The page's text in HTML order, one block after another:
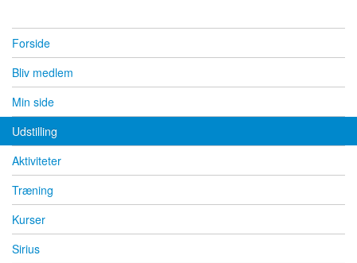
Forside
Bliv medlem
Min side
Udstilling
Aktiviteter
Træning
Kurser
Sirius